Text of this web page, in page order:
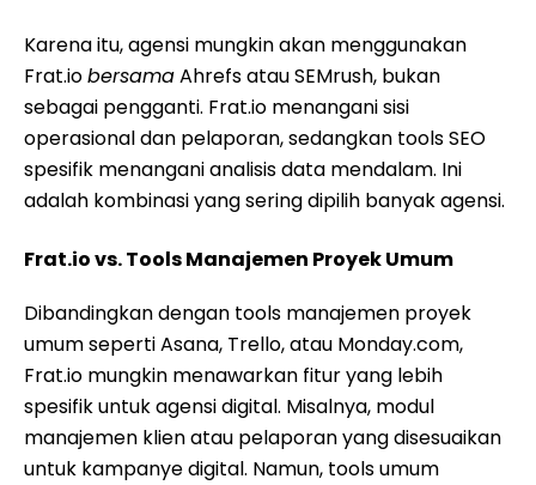
Karena itu, agensi mungkin akan menggunakan
Frat.iobersamaAhrefs atau SEMrush, bukan
sebagai pengganti. Frat.io menangani sisi
operasional dan pelaporan, sedangkan tools SEO
spesifik menangani analisis data mendalam. Ini
adalah kombinasi yang sering dipilih banyak agensi.
Frat.io vs. Tools Manajemen Proyek Umum
Dibandingkan dengan tools manajemen proyek
umum seperti Asana, Trello, atau Monday.com,
Frat.io mungkin menawarkan fitur yang lebih
spesifik untuk agensi digital. Misalnya, modul
manajemen klien atau pelaporan yang disesuaikan
untuk kampanye digital. Namun, tools umum